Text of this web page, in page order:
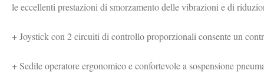
le eccellenti prestazioni di smorzamento delle vibrazioni e di
+ Joystick con 2 circuiti di controllo proporzionali consente un
+ Sedile operatore ergonomico e confortevole a sospensione